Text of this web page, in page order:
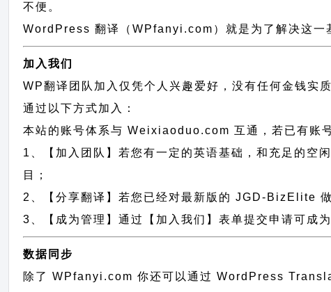
不便。
WordPress 翻译（WPfanyi.com） 就是为了解决这
加入我们
WP翻译团队加入仅凭个人兴趣爱好，没有任何金钱实
通过以下方式加入：
本站的账号体系与Weixiaoduo.com 互通，若已有账
1、【加入团队】若您有一定的英语基础，和充足的
目；
2、【分享翻译】若您已经对最新版的 JGD-BizElite
3、【成为管理】通过【加入我们】表单提交申请可成
数据同步
除了 WPfanyi.com 你还可以通过WordPress